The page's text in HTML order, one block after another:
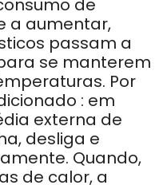
de
a aumentar,
passam a
se manterem
Por
: em
externa de
desliga e
Quando,
de calor, a